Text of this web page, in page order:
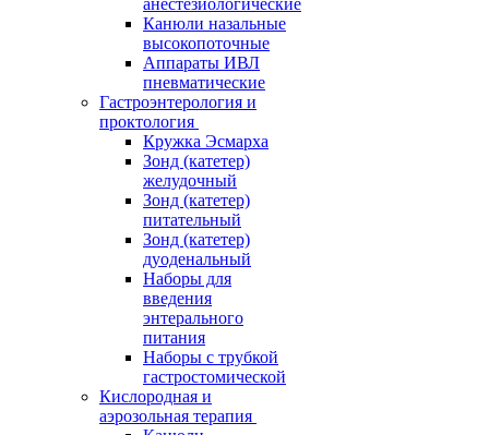
анестезиологические
Канюли назальные
высокопоточные
Аппараты ИВЛ
пневматические
Гастроэнтерология и
проктология
Кружка Эсмарха
Зонд (катетер)
желудочный
Зонд (катетер)
питательный
Зонд (катетер)
дуоденальный
Наборы для
введения
энтерального
питания
Наборы с трубкой
гастростомической
Кислородная и
аэрозольная терапия